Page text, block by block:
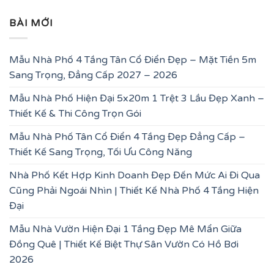
BÀI MỚI
Mẫu Nhà Phố 4 Tầng Tân Cổ Điển Đẹp – Mặt Tiền 5m
Sang Trọng, Đẳng Cấp 2027 – 2026
Mẫu Nhà Phố Hiện Đại 5x20m 1 Trệt 3 Lầu Đẹp Xanh –
Thiết Kế & Thi Công Trọn Gói
Mẫu Nhà Phố Tân Cổ Điển 4 Tầng Đẹp Đẳng Cấp –
Thiết Kế Sang Trọng, Tối Ưu Công Năng
Nhà Phố Kết Hợp Kinh Doanh Đẹp Đến Mức Ai Đi Qua
Cũng Phải Ngoái Nhìn | Thiết Kế Nhà Phố 4 Tầng Hiện
Đại
Mẫu Nhà Vườn Hiện Đại 1 Tầng Đẹp Mê Mẩn Giữa
Đồng Quê | Thiết Kế Biệt Thự Sân Vườn Có Hồ Bơi
2026